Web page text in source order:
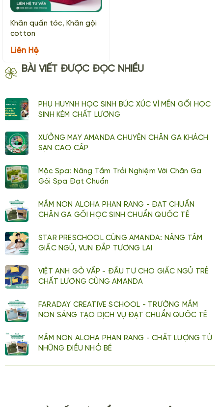
Khăn quấn tóc, Khăn gội
cotton
Liên Hệ
BÀI VIẾT ĐƯỢC ĐỌC NHIỀU
PHỤ HUYNH HỌC SINH BỨC XÚC VÌ MỀN GỐI HỌC
SINH KÉM CHẤT LƯỢNG
XƯỞNG MAY AMANDA CHUYÊN CHĂN GA KHÁCH
SẠN CAO CẤP
Mộc Spa: Nâng Tầm Trải Nghiệm Với Chăn Ga
Gối Spa Đạt Chuẩn
MẦM NON ALOHA PHAN RANG - ĐẠT CHUẨN
CHĂN GA GỐI HỌC SINH CHUẨN QUỐC TẾ
STAR PRESCHOOL CÙNG AMANDA: NÂNG TẦM
GIẤC NGỦ, VUN ĐẮP TƯƠNG LAI
VIỆT ANH GÒ VẤP - ĐẦU TƯ CHO GIẤC NGỦ TRẺ
CHẤT LƯỢNG CÙNG AMANDA
FARADAY CREATIVE SCHOOL - TRƯỜNG MẦM
NON SÁNG TẠO DỊCH VỤ ĐẠT CHUẨN QUỐC TẾ
MẦM NON ALOHA PHAN RANG - CHẤT LƯỢNG TỪ
NHỮNG ĐIỀU NHỎ BÉ